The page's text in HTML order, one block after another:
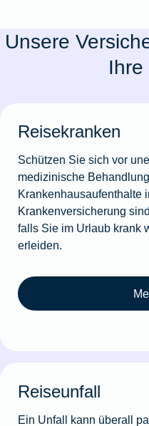
Unsere
Ihre
Reisekranken
Schützen Sie sich vor
medizinische
Krankenhausaufenthalte
Krankenversicherung
falls Sie im Urlaub krank
erleiden.
Reiseunfall
Ein Unfall kann überall